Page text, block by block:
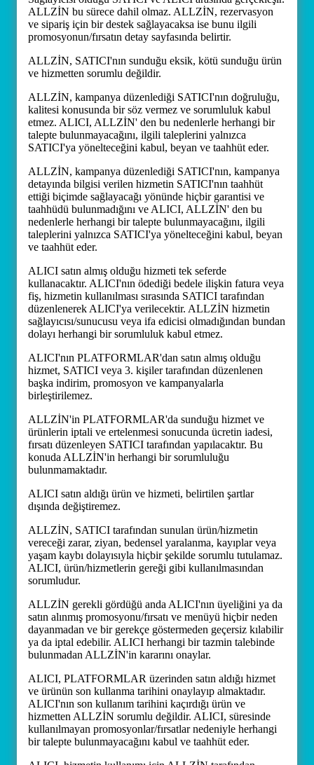
ALLZİN bu sürece dahil olmaz. ALLZİN, rezervasyon
ve sipariş için bir destek sağlayacaksa ise bunu ilgili
promosyonun/fırsatın detay sayfasında belirtir.
ALLZİN, SATICI'nın sunduğu eksik, kötü sunduğu ürün
ve hizmetten sorumlu değildir.
ALLZİN, kampanya düzenlediği SATICI'nın doğruluğu,
kalitesi konusunda bir söz vermez ve sorumluluk kabul
etmez. ALICI, ALLZİN' den bu nedenlerle herhangi bir
talepte bulunmayacağını, ilgili taleplerini yalnızca
SATICI'ya yönelteceğini kabul, beyan ve taahhüt eder.
ALLZİN, kampanya düzenlediği SATICI'nın, kampanya
detayında bilgisi verilen hizmetin SATICI'nın taahhüt
ettiği biçimde sağlayacağı yönünde hiçbir garantisi ve
taahhüdü bulunmadığını ve ALICI, ALLZİN' den bu
nedenlerle herhangi bir talepte bulunmayacağını, ilgili
taleplerini yalnızca SATICI'ya yönelteceğini kabul, beyan
ve taahhüt eder.
ALICI satın almış olduğu hizmeti tek seferde
kullanacaktır. ALICI'nın ödediği bedele ilişkin fatura veya
fiş, hizmetin kullanılması sırasında SATICI tarafından
düzenlenerek ALICI'ya verilecektir. ALLZİN hizmetin
sağlayıcısı/sunucusu veya ifa edicisi olmadığından bundan
dolayı herhangi bir sorumluluk kabul etmez.
ALICI'nın PLATFORMLAR'dan satın almış olduğu
hizmet, SATICI veya 3. kişiler tarafından düzenlenen
başka indirim, promosyon ve kampanyalarla
birleştirilemez.
ALLZİN'in PLATFORMLAR'da sunduğu hizmet ve
ürünlerin iptali ve ertelenmesi sonucunda ücretin iadesi,
fırsatı düzenleyen SATICI tarafından yapılacaktır. Bu
konuda ALLZİN'in herhangi bir sorumluluğu
bulunmamaktadır.
ALICI satın aldığı ürün ve hizmeti, belirtilen şartlar
dışında değiştiremez.
ALLZİN, SATICI tarafından sunulan ürün/hizmetin
vereceği zarar, ziyan, bedensel yaralanma, kayıplar veya
yaşam kaybı dolayısıyla hiçbir şekilde sorumlu tutulamaz.
ALICI, ürün/hizmetlerin gereği gibi kullanılmasından
sorumludur.
ALLZİN gerekli gördüğü anda ALICI'nın üyeliğini ya da
satın alınmış promosyonu/fırsatı ve menüyü hiçbir neden
dayanmadan ve bir gerekçe göstermeden geçersiz kılabilir
ya da iptal edebilir. ALICI herhangi bir tazmin talebinde
bulunmadan ALLZİN'in kararını onaylar.
ALICI, PLATFORMLAR üzerinden satın aldığı hizmet
ve ürünün son kullanma tarihini onaylayıp almaktadır.
ALICI'nın son kullanım tarihini kaçırdığı ürün ve
hizmetten ALLZİN sorumlu değildir. ALICI, süresinde
kullanılmayan promosyonlar/fırsatlar nedeniyle herhangi
bir talepte bulunmayacağını kabul ve taahhüt eder.